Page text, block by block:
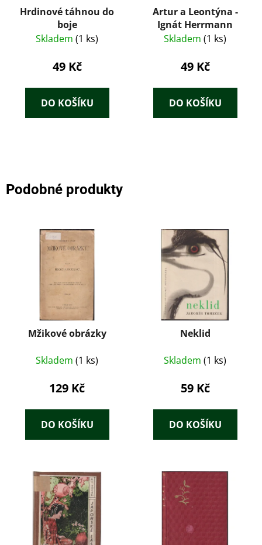
Hrdinové táhnou do
boje
Skladem (1 ks)
49 Kč
DO KOŠÍKU
Artur a Leontýna -
Ignát Herrmann
Skladem (1 ks)
49 Kč
DO KOŠÍKU
Podobné produkty
Mžikové obrázky
Skladem (1 ks)
129 Kč
DO KOŠÍKU
Neklid
Skladem (1 ks)
59 Kč
DO KOŠÍKU